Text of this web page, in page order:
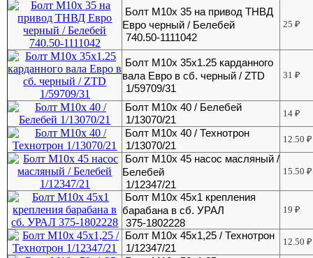
Болт М10х 35 на привод ТНВД
Евро черный / Белебей
740.50-1111042
25₽
Болт М10х 35х1.25 карданного
вала Евро в сб. черный / ZTD
1/59709/31
31₽
Болт М10х 40 / Белебей
1/13070/21
14₽
Болт М10х 40 / Технотрон
1/13070/21
12.50₽
Болт М10х 45 насос масляный /
Белебей
1/12347/21
15.50₽
Болт М10х 45х1 крепления
барабана в сб. УРАЛ
375-1802228
19₽
Болт М10х 45х1,25 / Технотрон
1/12347/21
12.50₽